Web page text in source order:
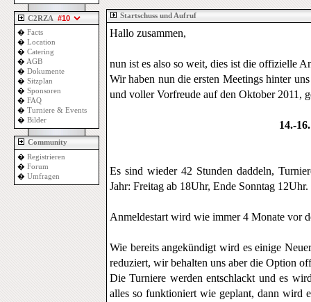
C2RZA
� Facts
� Location
� Catering
� AGB
� Dokumente
� Sitzplan
� Sponsoren
� FAQ
� Turniere & Events
� Bilder
Community
� Registrieren
� Forum
� Umfragen
Startschuss und Aufruf
Hallo zusammen,
nun ist es also so weit, dies ist die offizielle
Wir haben nun die ersten Meetings hinter
und voller Vorfreude auf den Oktober 2011,
14.-
Es sind wieder 42 Stunden daddeln,
Jahr: Freitag ab 18Uhr, Ende Sonntag
Anmeldestart wird wie immer 4 Monate vor
Wie bereits angekündigt wird es einige
reduziert, wir behalten uns aber die Option
Die Turniere werden entschlackt und es
alles so funktioniert wie geplant, dann wird